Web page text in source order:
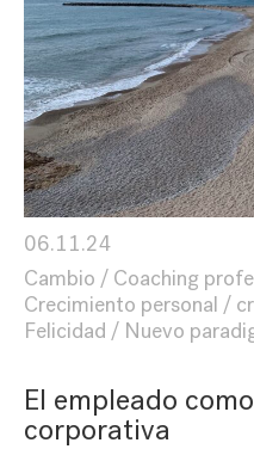
06.11.24
Cambio
Coaching
Crecimiento personal
Felicidad
Nuevo
El empleado
corporativa